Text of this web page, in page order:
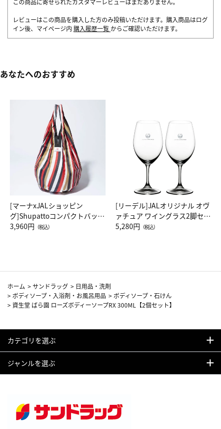
レビューはこの商品を購入した方のみ投稿いただけます。購入商品はログ
イン後、マイページ内 購入履歴一覧 からご確認いただけます。
あなたへのおすすめ
[マーナxJALショッピン
グ]Shupattoコンパクトバッグ
Drop JAL客室乗務員（LC）ス
3,960円 （税込）
[リーデル]JALオリジナル オヴ
ァチュア ワイングラス2脚セッ
ト（レッドワイン）
5,280円 （税込）
ホーム >サンドラッグ > 日用品・洗剤
> ボディソープ・入浴剤・お風呂用品 > ボディソープ・石けん
>資生堂 ばら園 ローズボディーソープRX 300ML【2個セット】
カテゴリを選ぶ
ジャンルを選ぶ